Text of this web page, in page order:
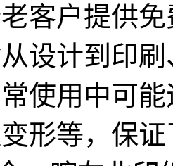
客户提供
设计到印
使用中可
形等，保